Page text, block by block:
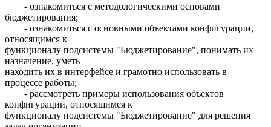
- ознакомиться с методологическими основами
бюджетирования;
- ознакомиться с основными объектами конфигурации,
относящимся к
функционалу подсистемы "Бюджетирование", понимать их
назначение, уметь
находить их в интерфейсе и грамотно использовать в
процессе работы;
- рассмотреть примеры использования объектов
конфигурации, относящимся к
функционалу подсистемы "Бюджетирование" для решения